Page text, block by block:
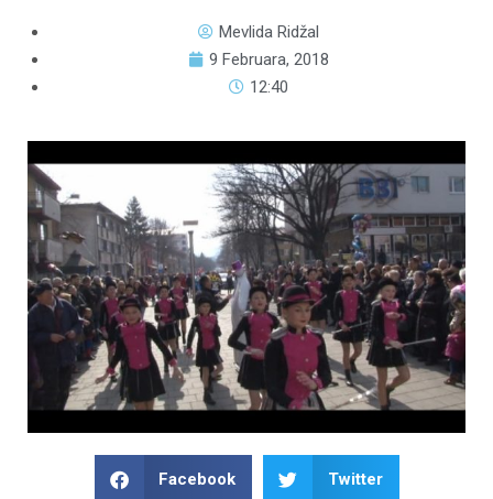
Mevlida Ridžal
9 Februara, 2018
12:40
Facebook Twitter